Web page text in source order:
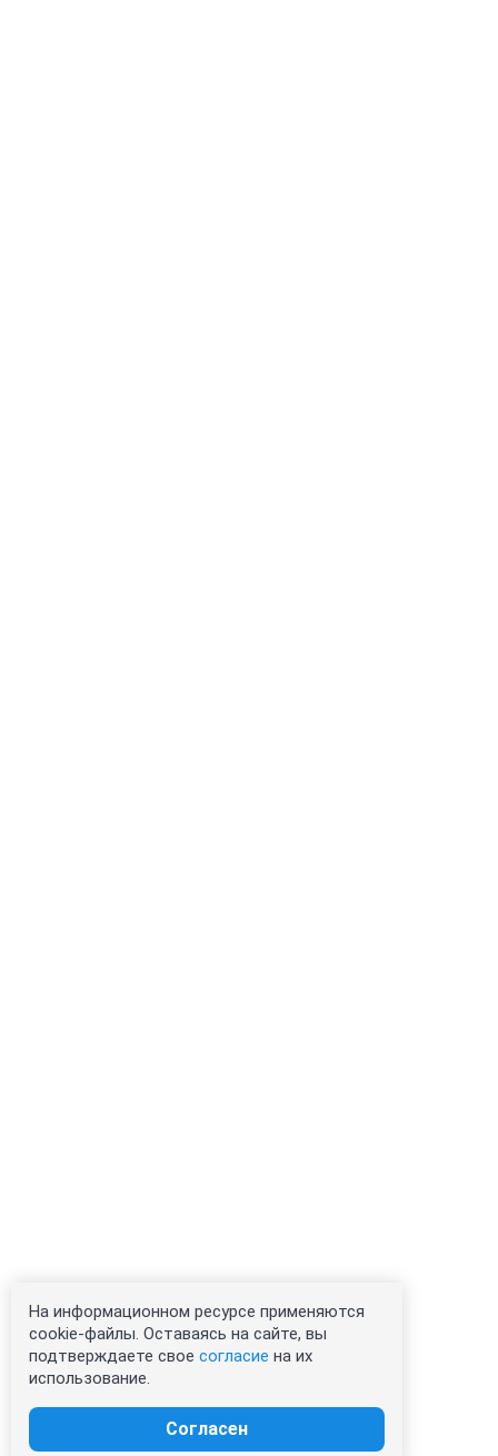
На информационном ресурсе применяются
cookie-файлы. Оставаясь на сайте, вы
подтверждаете свое согласие на их
использование.
Согласен